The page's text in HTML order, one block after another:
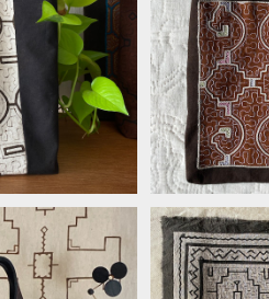
黒と梅 シピ
ナルバッグ A4
Bag 泥染め
ルカラー